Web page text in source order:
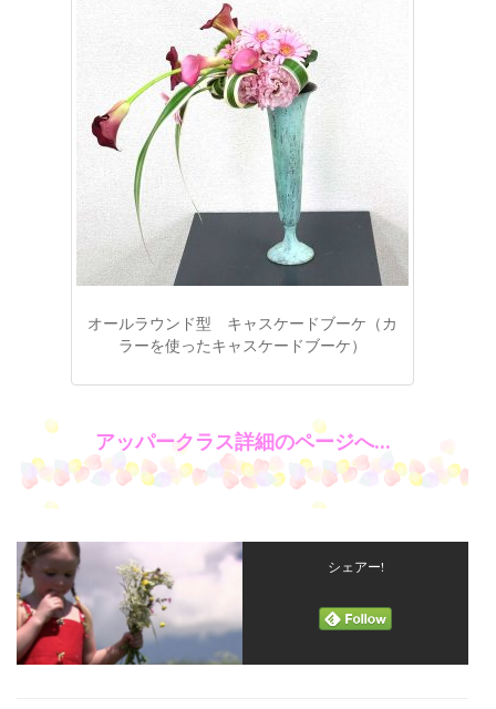
オールラウンド型 キャスケードブーケ（カ
ラーを使ったキャスケードブーケ）
アッパークラス詳細のページへ…
シェアー!